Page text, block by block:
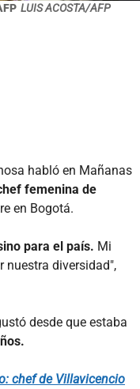
LUIS ACOSTA/AFP
habló en Mañanas
femenina de
en Bogotá.
para el país. Mi
nuestra diversidad",
desde que estaba
chef de Villavicencio